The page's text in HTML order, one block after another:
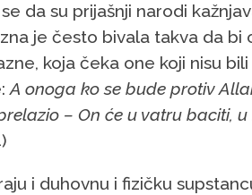
da su prijašnji narodi
je često bivala takva da
koja čeka one koji nisu
A onoga ko se bude protiv
– On će u vatru baciti, u
i duhovnu i fizičku